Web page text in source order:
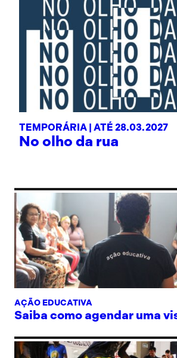
TEMPORÁRIA | ATÉ 28.03.2027
No olho da rua
AÇÃO EDUCATIVA
Saiba como agendar uma